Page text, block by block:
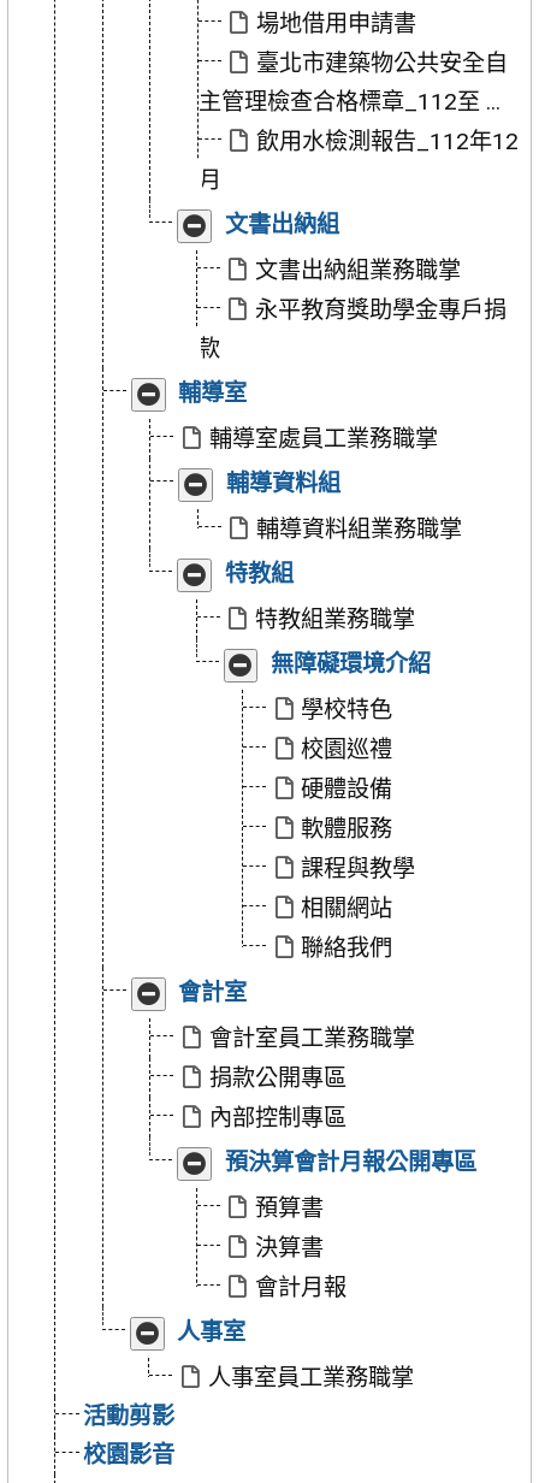
組」
組」 場地借用申請書
臺北市建築物公共安全自
主管理檢查合格標章_112至 ...
飲用水檢測報告_112年12
月
收
合
「文
出
納
組」
展
開
「文
出
納
組」
文書出納組
文書出納組業務職掌
永平教育獎助學金專戶捐
款
收
合
「輔
導
室」
展
開
「輔
導
室」
輔導室
輔導室處員工業務職掌
收
合
「輔
導
資
料
組」
展
開
「輔
導
資
料
組」
輔導資料組
輔導資料組業務職掌
收
合
「特
教
組」
展
開
「特
教
組」
特教組
特教組業務職掌
收
合
「無
礙
介
紹」
展
開
「無
礙
介
紹」
無障礙環境介紹
學校特色
校園巡禮
硬體設備
軟體服務
課程與教學
相關網站
聯絡我們
收
合
「會
室」
展
開
「會
室」
會計室
會計室員工業務職掌
捐款公開專區
內部控制專區
收
合
「預
算
月
報
公
開
展
開
「預
算
月
報
公
開
預決算會計月報公開專區
預算書
決算書
會計月報
收
合
「人
事
室」
展
開
「人
事
室」
人事室
人事室員工業務職掌
活動剪影
校園影音